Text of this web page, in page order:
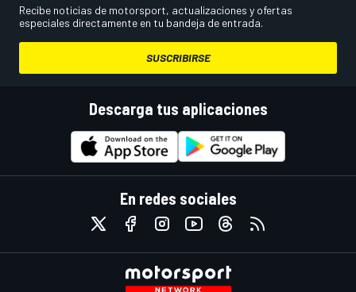
Recibe noticias de motorsport, actualizaciones y ofertas
especiales directamente en tu bandeja de entrada.
SUSCRIBIRSE
Descarga tus aplicaciones
En redes sociales